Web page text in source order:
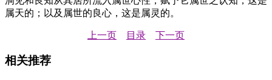
属天的；以及属世的良心，这是属灵的。
上一页 目录 下一页
相关推荐